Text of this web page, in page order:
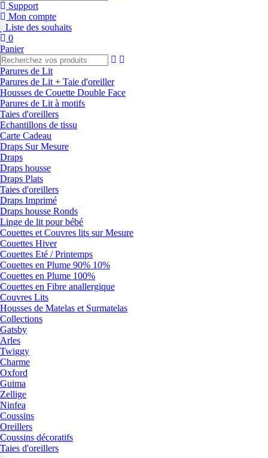
Support
Mon compte
Liste des souhaits
0
Panier
Parures de Lit
Parures de Lit + Taie d'oreiller
Housses de Couette Double Face
Parures de Lit à motifs
Taies d'oreillers
Echantillons de tissu
Carte Cadeau
Draps Sur Mesure
Draps
Draps housse
Draps Plats
Taies d'oreillers
Draps Imprimé
Draps housse Ronds
Linge de lit pour bébé
Couettes et Couvres lits sur Mesure
Couettes Hiver
Couettes Eté / Printemps
Couettes en Plume 90% 10%
Couettes en Plume 100%
Couettes en Fibre anallergique
Couvres Lits
Housses de Matelas et Surmatelas
Collections
Gatsby
Arles
Twiggy
Charme
Oxford
Guima
Zellige
Ninfea
Coussins
Oreillers
Coussins décoratifs
Taies d'oreillers